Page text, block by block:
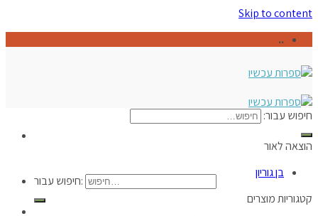
Skip to content
..
חיפוש עבור:
חיפוש עבור:
הוצאה לאור
בן גוריון
קטגוריות מוצרים